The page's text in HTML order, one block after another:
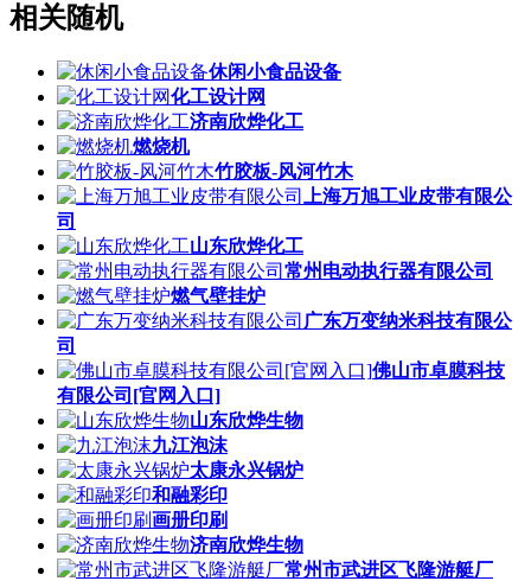
相关随机
休闲小食品设备
化工设计网
济南欣烨化工
燃烧机
竹胶板-风河竹木
上海万旭工业皮带有限公
司
山东欣烨化工
常州电动执行器有限公司
燃气壁挂炉
广东万变纳米科技有限公
司
佛山市卓膜科技
有限公司[官网入口]
山东欣烨生物
九江泡沫
太康永兴锅炉
和融彩印
画册印刷
济南欣烨生物
常州市武进区飞隆游艇厂